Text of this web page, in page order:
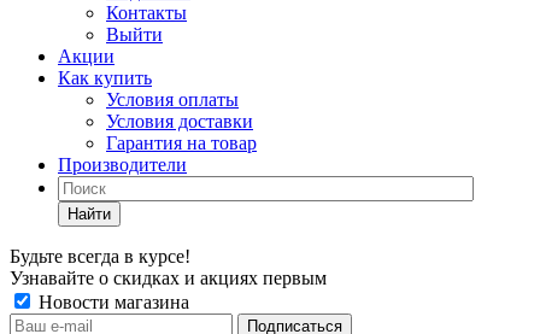
Контакты
Выйти
Акции
Как купить
Условия оплаты
Условия доставки
Гарантия на товар
Производители
Найти
Будьте всегда в курсе!
Узнавайте о скидках и акциях первым
Новости магазина